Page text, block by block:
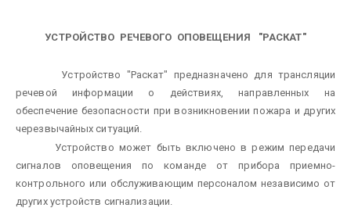
УСТРОЙСТВО РЕЧЕВОГО ОПОВЕЩЕНИЯ "РАСКАТ"
Устройство "Раскат" предназначено для трансляции
речевой информации о действиях, направленных на
обеспечение безопасности при возникновении пожара и других
черезвычайных ситуаций.
Устройство может быть включено в режим передачи
сигналов оповещения по команде от прибора приемно-
контрольного или обслуживающим персоналом независимо от
других устройств сигнализации.